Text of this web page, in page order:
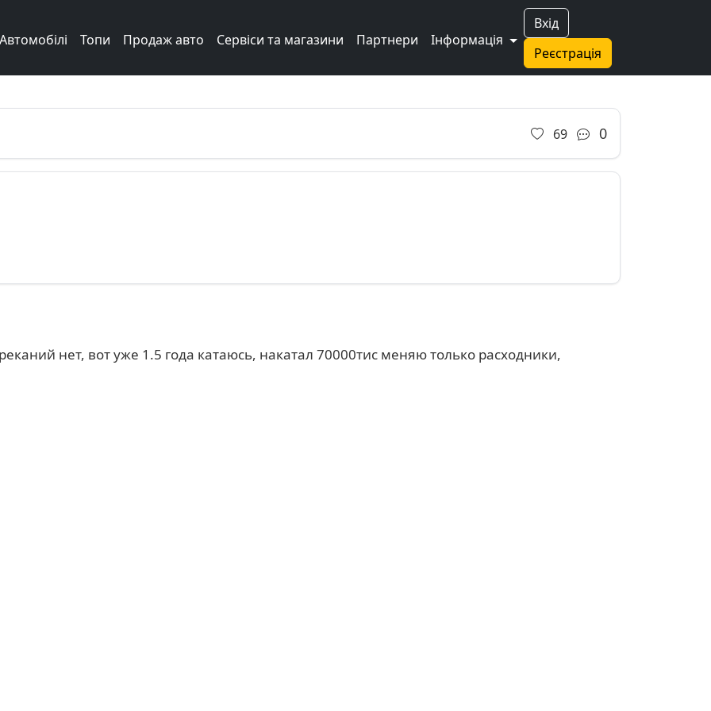
Вхід
Реєстрація
Автомобілі Топи Продаж авто Сервіси та магазини Партнери Інформація
Next
69 0
нет, вот уже 1.5 года катаюсь, накатал 70000тис меняю только расходники,